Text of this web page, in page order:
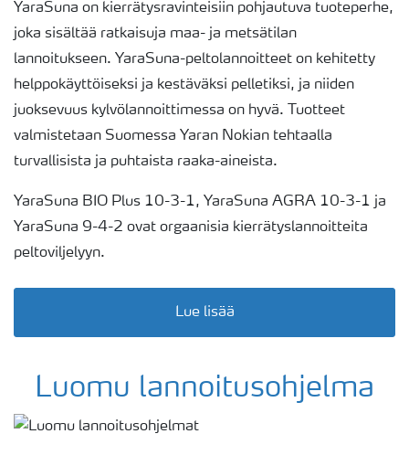
YaraSuna on kierrätysravinteisiin pohjautuva tuoteperhe,
joka sisältää ratkaisuja maa- ja metsätilan
lannoitukseen. YaraSuna-peltolannoitteet on kehitetty
helppokäyttöiseksi ja kestäväksi pelletiksi, ja niiden
juoksevuus kylvölannoittimessa on hyvä. Tuotteet
valmistetaan Suomessa Yaran Nokian tehtaalla
turvallisista ja puhtaista raaka-aineista.
YaraSuna BIO Plus 10-3-1, YaraSuna AGRA 10-3-1 ja
YaraSuna 9-4-2 ovat orgaanisia kierrätyslannoitteita
peltoviljelyyn.
Lue lisää
Luomu lannoitusohjelma